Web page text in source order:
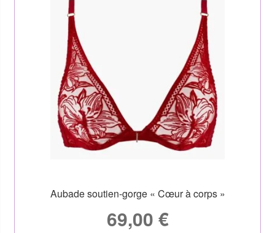
Aubade soutien-gorge « Cœur à corps »
69,00 €